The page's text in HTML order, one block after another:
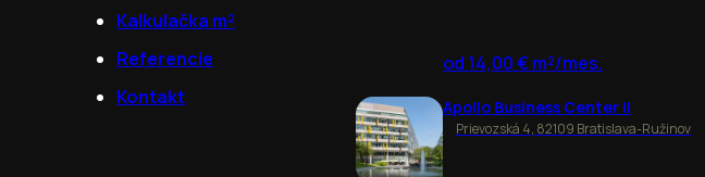
Kalkulačka m²
Referencie
Kontakt
od 14,00 € m²/mes.
Apollo Business Center II
Prievozská 4, 82109 Bratislava-Ružinov